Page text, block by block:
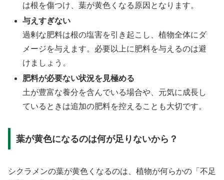
は根を傷つけ、葉が黄色くなる原因となります。
与えすぎない
過剰な肥料は根の塩害を引き起こし、植物全体にダ
メージを与えます。必要以上に肥料を与えるのは避
けましょう。
肥料が必要ない状況を見極める
土が豊富な養分を含んでいる場合や、元気に成長し
ているときは追加の肥料を控えることも大切です。
葉が黄色になるのは何が足りないから？
シクラメンの葉が黄色くなるのは、植物が何らかの「不足